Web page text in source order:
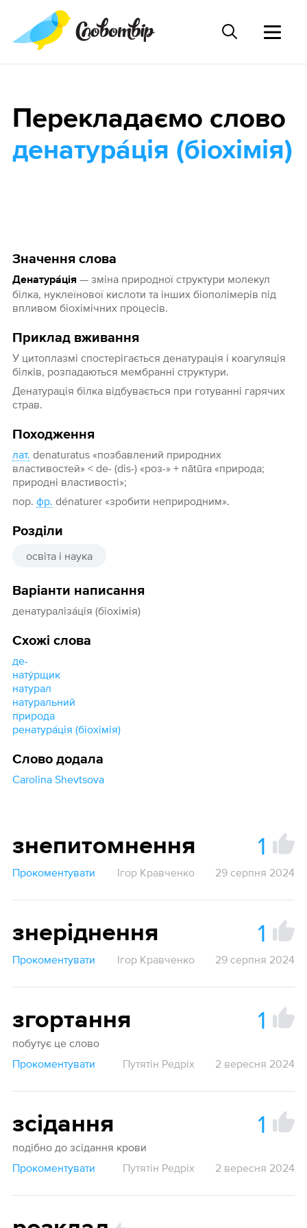
Значення слова
Денатура́ція— зміна природної структури молекул
білка, нуклеїнової кислоти та інших біополімерів під
впливом біохімічних процесів.
Приклад вживання
У цитоплазмі спостерігається денатурація і коагуляція
білків, розпадаються мембранні структури.
Денатурація білка відбувається при готуванні гарячих
страв.
Походження
лат. denaturatus «позбавлений природних
властивостей» < de- (dis-) «роз-» + nātūra «природа;
природні властивості»;
пор. фр. dénaturer «зробити неприродним».
Розділи
освіта і наука
Варіанти написання
денатураліза́ція (біохімія)
Схожі слова
де-
нату́рщик
натурал
натуральний
природа
ренатура́ція (біохімія)
Слово додала
Carolina Shevtsova
Перекладаємо слово
денатура́ція (біохімія)
знепитомнення 1
Прокоментувати Ігор Кравченко 29 серпня 2024
знеріднення 1
Прокоментувати Ігор Кравченко 29 серпня 2024
згортання 1
побутує це слово
Прокоментувати
Путятін Редріх 2 вересня 2024
зсідання 1
подібно до зсідання крови
Прокоментувати
Путятін Редріх 2 вересня 2024